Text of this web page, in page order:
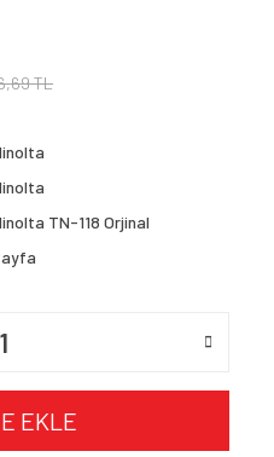
TL
TN-118 Orjinal
EKLE